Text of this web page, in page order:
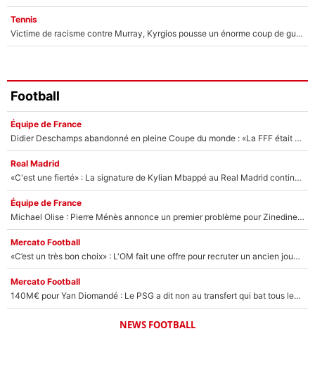
Tennis
Victime de racisme contre Murray, Kyrgios pousse un énorme coup de gueule !
Football
Équipe de France
Didier Deschamps abandonné en pleine Coupe du monde : «La FFF était déjà passée à Zinedine Zidane»
Real Madrid
«C'est une fierté» : La signature de Kylian Mbappé au Real Madrid continue de régaler l'Espagne
Équipe de France
Michael Olise : Pierre Ménès annonce un premier problème pour Zinedine Zidane en équipe de France
Mercato Football
«C’est un très bon choix» : L'OM fait une offre pour recruter un ancien joueur du PSG... et c'est validé dans l'After Foot !
Mercato Football
140M€ pour Yan Diomandé : Le PSG a dit non au transfert qui bat tous les records sur le mercato
NEWS FOOTBALL